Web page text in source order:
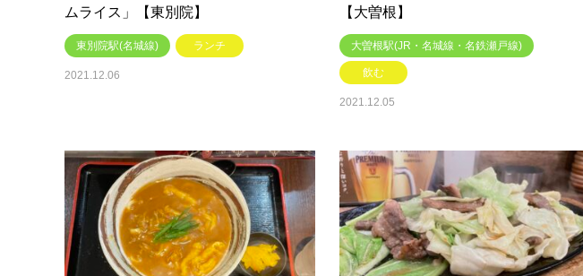
ムライス」【東別院】
東別院駅(名城線) ランチ
2021.12.06
【大曽根】
大曽根駅(JR・名城線・名鉄瀬戸線)
飲む
2021.12.05